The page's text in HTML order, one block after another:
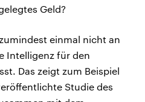
Geld?
einmal nicht an
Intelligenz für den
Das zeigt zum Beispiel
Studie des